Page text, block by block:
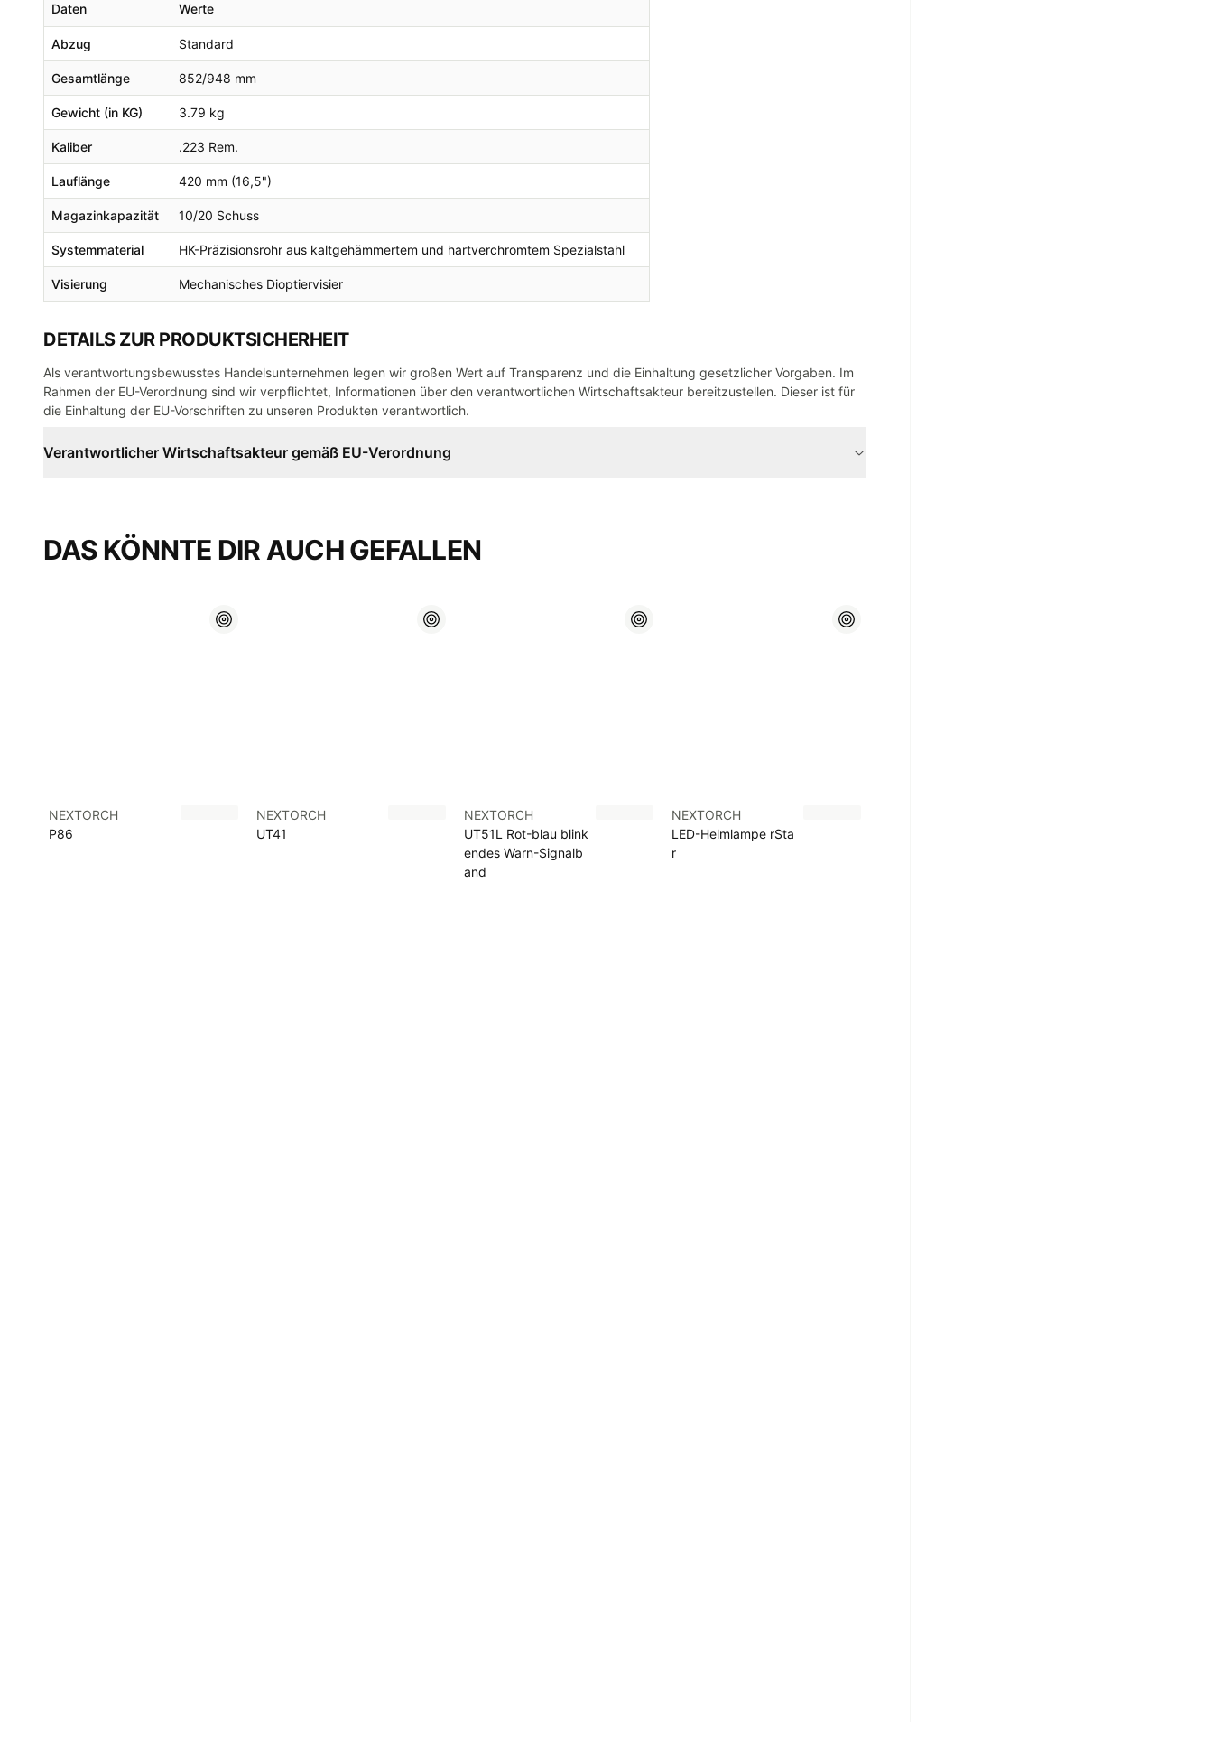
Daten Werte
Abzug Standard
Gesamtlänge 852/948 mm
Gewicht (in KG) 3.79 kg
Kaliber .223 Rem.
Lauflänge 420 mm (16,5")
Magazinkapazität 10/20 Schuss
Systemmaterial HK-Präzisionsrohr aus kaltgehämmertem und hartverchromtem Spezialstahl
Visierung Mechanisches Dioptiervisier
DETAILS ZUR PRODUKTSICHERHEIT
Als verantwortungsbewusstes Handelsunternehmen legen wir großen Wert auf Transparenz und die Einhaltung gesetzlicher Vorgaben. Im
Rahmen der EU-Verordnung sind wir verpflichtet, Informationen über den verantwortlichen Wirtschaftsakteur bereitzustellen. Dieser ist für
die Einhaltung der EU-Vorschriften zu unseren Produkten verantwortlich.
Verantwortlicher Wirtschaftsakteur gemäß EU-Verordnung
DAS KÖNNTE DIR AUCH GEFALLEN
NEXTORCH
P86
NEXTORCH
UT41
NEXTORCH
UT51L Rot-blau blink
endes Warn-Signalb
and
NEXTORCH
LED-Helmlampe rSta
r